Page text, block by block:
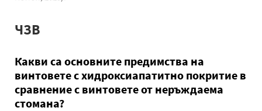
ЧЗВ
Какви са основните предимства на
винтовете с хидроксиапатитно покритие в
сравнение с винтовете от неръждаема
стомана?